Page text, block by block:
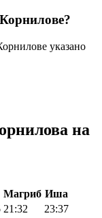
указано
на
Магриб Иша
21:32
23:37